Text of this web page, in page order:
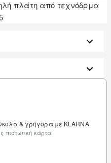
& γρήγορα με KLARNA
πιστωτική κάρτα!